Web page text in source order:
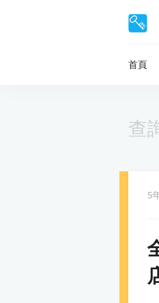
首頁
查
5